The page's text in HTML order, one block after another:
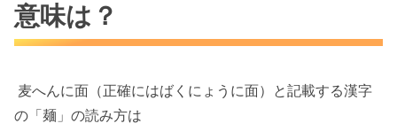
意味は？
麦へんに面（正確にはばくにょうに面）と記載する漢字
の「麺」の読み方は